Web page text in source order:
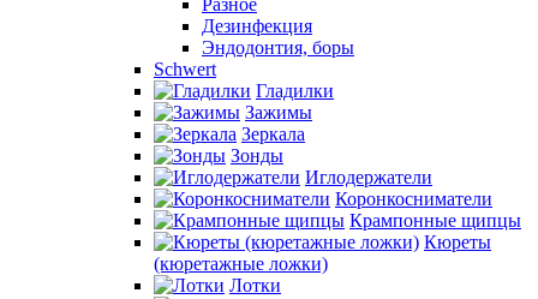
Разное
Дезинфекция
Эндодонтия, боры
Schwert
Гладилки
Зажимы
Зеркала
Зонды
Иглодержатели
Коронкосниматели
Крампонные щипцы
Кюреты
(кюретажные ложки)
Лотки